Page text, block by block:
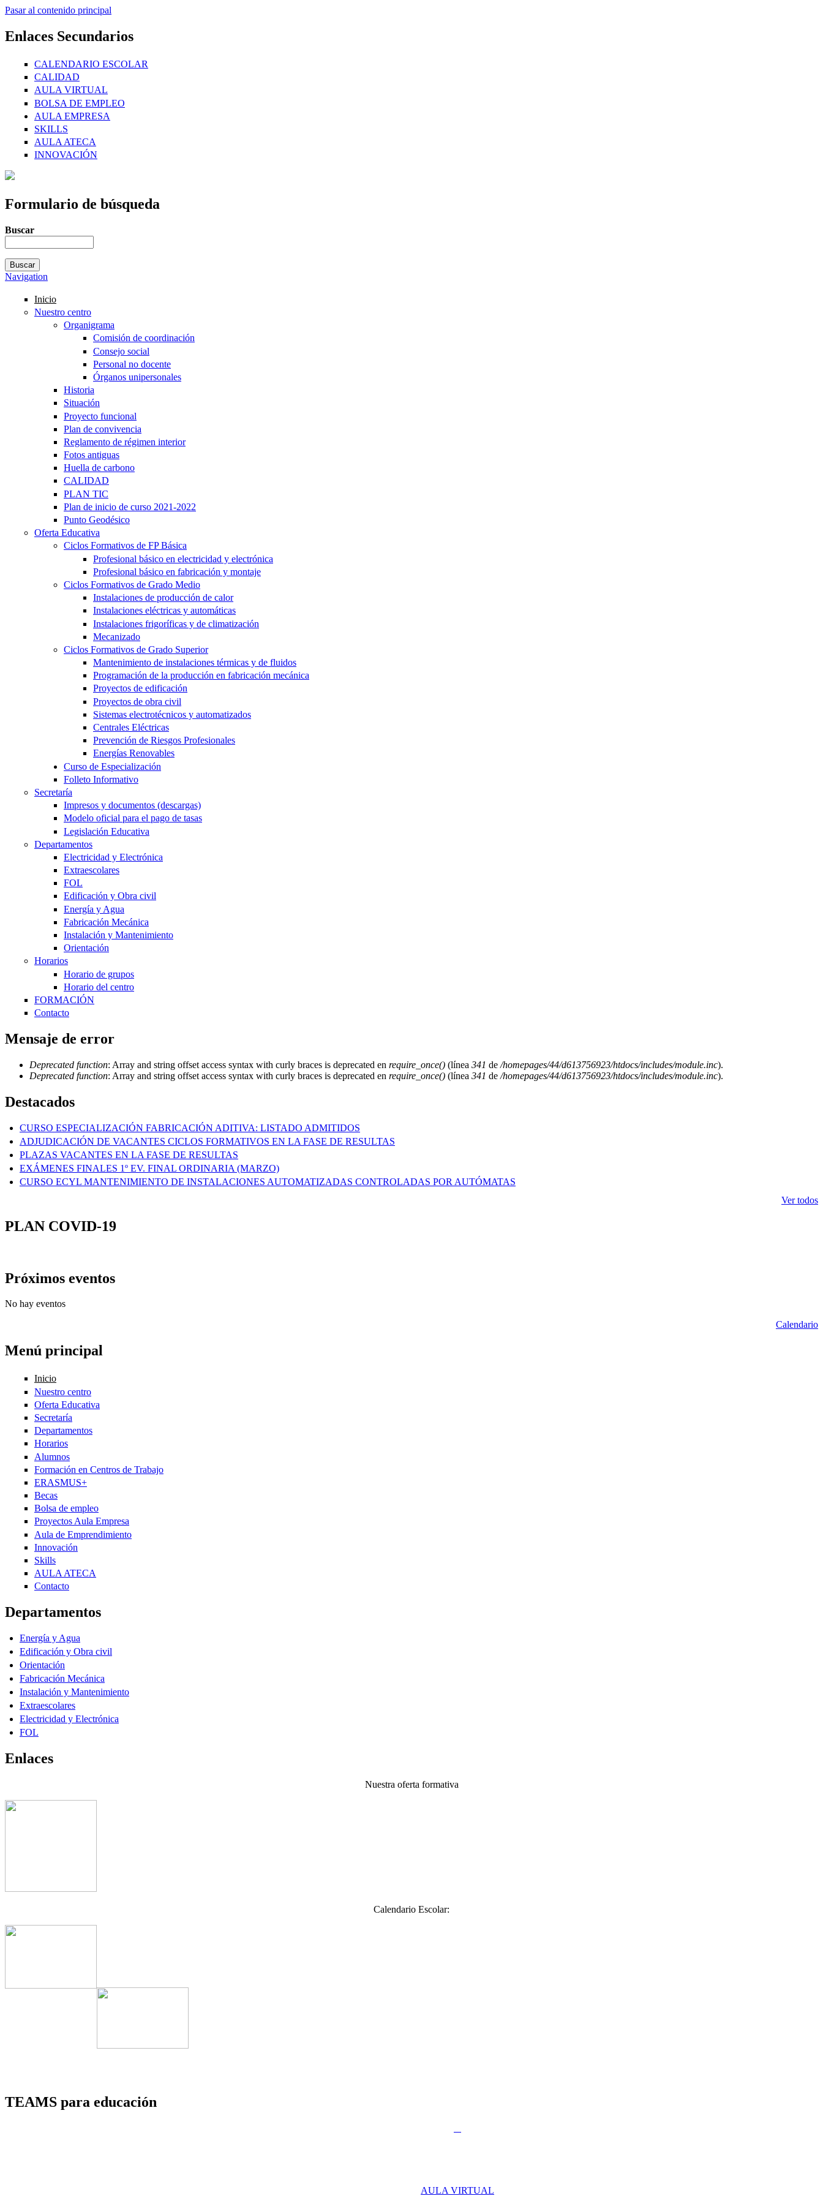
Pasar al contenido principal
Enlaces Secundarios
CALENDARIO ESCOLAR
CALIDAD
AULA VIRTUAL
BOLSA DE EMPLEO
AULA EMPRESA
SKILLS
AULA ATECA
INNOVACIÓN
Formulario de búsqueda
Buscar
Navigation
Inicio
Nuestro centro
Organigrama
Comisión de coordinación
Consejo social
Personal no docente
Órganos unipersonales
Historia
Situación
Proyecto funcional
Plan de convivencia
Reglamento de régimen interior
Fotos antiguas
Huella de carbono
CALIDAD
PLAN TIC
Plan de inicio de curso 2021-2022
Punto Geodésico
Oferta Educativa
Ciclos Formativos de FP Básica
Profesional básico en electricidad y electrónica
Profesional básico en fabricación y montaje
Ciclos Formativos de Grado Medio
Instalaciones de producción de calor
Instalaciones eléctricas y automáticas
Instalaciones frigoríficas y de climatización
Mecanizado
Ciclos Formativos de Grado Superior
Mantenimiento de instalaciones térmicas y de fluidos
Programación de la producción en fabricación mecánica
Proyectos de edificación
Proyectos de obra civil
Sistemas electrotécnicos y automatizados
Centrales Eléctricas
Prevención de Riesgos Profesionales
Energías Renovables
Curso de Especialización
Folleto Informativo
Secretaría
Impresos y documentos (descargas)
Modelo oficial para el pago de tasas
Legislación Educativa
Departamentos
Electricidad y Electrónica
Extraescolares
FOL
Edificación y Obra civil
Energía y Agua
Fabricación Mecánica
Instalación y Mantenimiento
Orientación
Horarios
Horario de grupos
Horario del centro
FORMACIÓN
Contacto
Mensaje de error
Deprecated function: Array and string offset access syntax with curly braces is deprecated en require_once() (línea 341 de /homepages/44/d613756923/htdocs/includes/module.inc).
Deprecated function: Array and string offset access syntax with curly braces is deprecated en require_once() (línea 341 de /homepages/44/d613756923/htdocs/includes/module.inc).
Destacados
CURSO ESPECIALIZACIÓN FABRICACIÓN ADITIVA: LISTADO ADMITIDOS
ADJUDICACIÓN DE VACANTES CICLOS FORMATIVOS EN LA FASE DE RESULTAS
PLAZAS VACANTES EN LA FASE DE RESULTAS
EXÁMENES FINALES 1º EV. FINAL ORDINARIA (MARZO)
CURSO ECYL MANTENIMIENTO DE INSTALACIONES AUTOMATIZADAS CONTROLADAS POR AUTÓMATAS
Ver todos
PLAN COVID-19
Próximos eventos
No hay eventos
Calendario
Menú principal
Inicio
Nuestro centro
Oferta Educativa
Secretaría
Departamentos
Horarios
Alumnos
Formación en Centros de Trabajo
ERASMUS+
Becas
Bolsa de empleo
Proyectos Aula Empresa
Aula de Emprendimiento
Innovación
Skills
AULA ATECA
Contacto
Departamentos
Energía y Agua
Edificación y Obra civil
Orientación
Fabricación Mecánica
Instalación y Mantenimiento
Extraescolares
Electricidad y Electrónica
FOL
Enlaces
Nuestra oferta formativa
Calendario Escolar:
TEAMS para educación
AULA VIRTUAL